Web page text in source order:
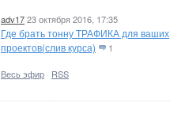
adv1723 октября 2016, 17:35
Где брать тонну ТРАФИКА для ваших
проектов(слив курса)
1
Весь эфир · RSS